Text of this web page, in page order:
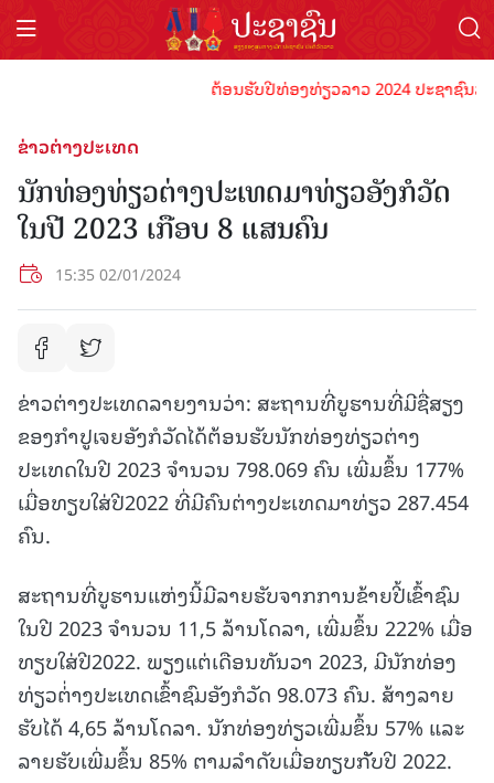
ຕ້ອນຮັບປີທ່ອງທ່ຽວລາວ 2024 ປະຊາຊົນລ
ຂ່າວຕ່າງປະເທດ
ນັກທ່ອງທ່ຽວຕ່າງປະເທດມາທ່ຽວອັງກໍວັດ
ໃນປີ 2023 ເກືອບ 8 ແສນຄົນ
15:35 02/01/2024
ຂ່າວຕ່າງປະເທດລາຍງານວ່າ: ສະຖານທີ່ບູຮານທີ່ມີຊື່ສຽງ
ຂອງກຳປູເຈຍອັງກໍວັດໄດ້ຕ້ອນຮັບນັກທ່ອງທ່ຽວຕ່າງ
ປະເທດໃນປີ 2023 ຈຳນວນ 798.069 ຄົນ ເພີ່ມຂຶ້ນ 177%
ເມື່ອທຽບໃສ່ປີ2022 ທີ່ມີຄົນຕ່າງປະເທດມາທ່ຽວ 287.454
ຄົນ.
ສະຖານທີ່ບູຮານແຫ່ງນີ້ມີລາຍຮັບຈາກການຂ້າຍປີ້ເຂົ້າຊົມ
ໃນປີ 2023 ຈຳນວນ 11,5 ລ້ານໂດລາ, ເພີ່ມຂຶ້ນ 222% ເມື່ອ
ທຽບໃສ່ປີ2022. ພຽງແຕ່ເດືອນທັນວາ 2023, ມີນັກທ່ອງ
ທ່ຽວຕ່່າງປະເທດເຂົ້າຊົມອັງກໍວັດ 98.073 ຄົນ. ສ້າງລາຍ
ຮັບໄດ້ 4,65 ລ້ານໂດລາ. ນັກທ່ອງທ່ຽວເພີ່ມຂຶ້ນ 57% ແລະ
ລາຍຮັບເພີ່ມຂຶ້ນ 85% ຕາມລຳດັບເມື່ອທຽບກັັບປີ 2022.